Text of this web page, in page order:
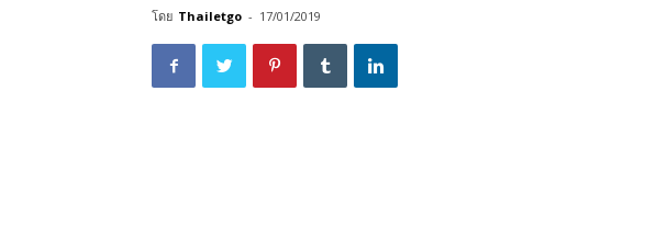
โดย Thailetgo - 17/01/2019